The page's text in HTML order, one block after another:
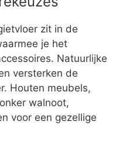
zit in de
je het
Natuurlijke
versterken de
Houten meubels,
walnoot,
voor een gezellige